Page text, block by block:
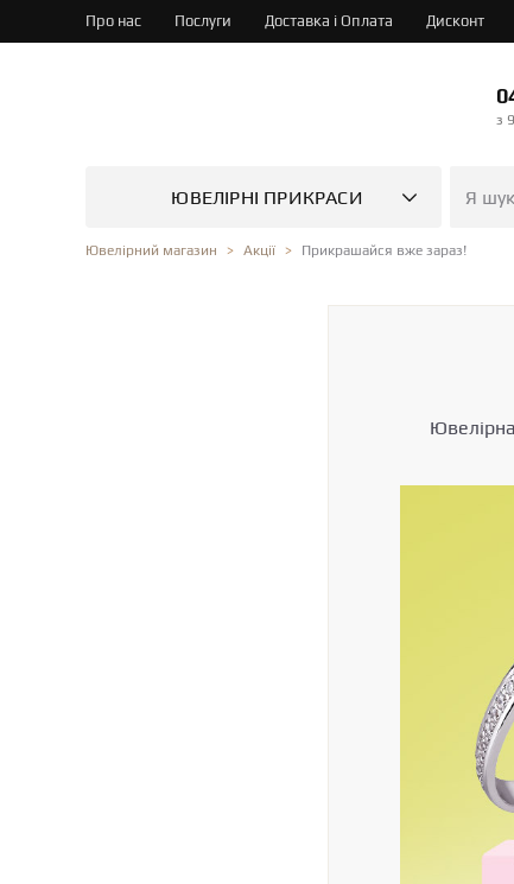
Про нас Послуги Доставка і Оплата Дисконт
з
ЮВЕЛІРНІ ПРИКРАСИ
Ювелірний магазин Акції Прикрашайся вже зараз!